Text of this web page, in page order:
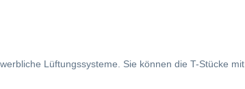
Lüftungssysteme. Sie können die T-Stücke mit